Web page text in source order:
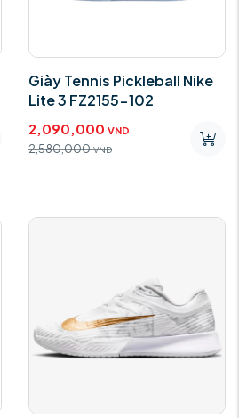
Giày Tennis Pickleball Nike
Lite 3 FZ2155-102
2,090,000 VND
2,580,000 VND